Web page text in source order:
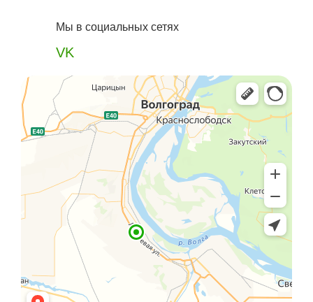
Мы в социальных сетях
VK